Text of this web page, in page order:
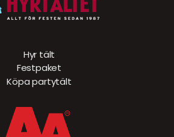
Hyr tält
Festpaket
Köpa partytält